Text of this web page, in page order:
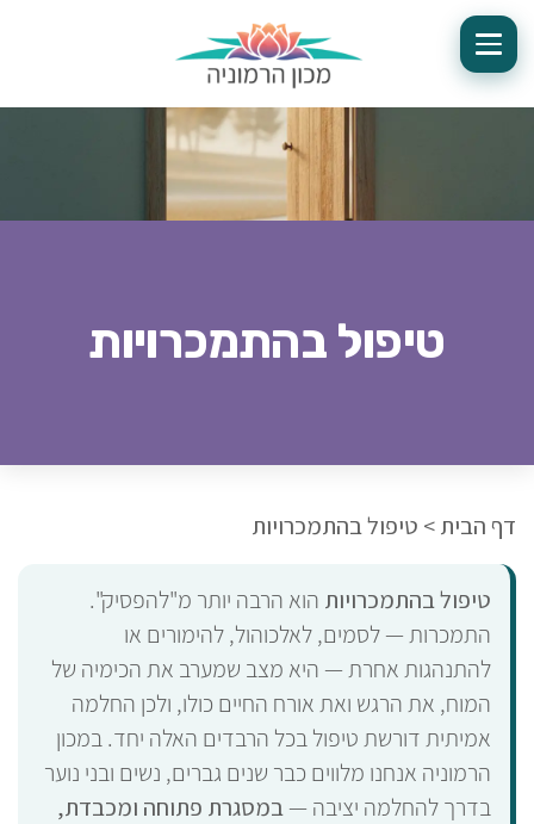
טיפול בהתמכרויות
דף הבית> טיפול בהתמכרויות
טיפול בהתמכרויות הוא הרבה יותר מ"להפסיק".
התמכרות — לסמים, לאלכוהול, להימורים או
להתנהגות אחרת — היא מצב שמערב את הכימיה של
המוח, את הרגש ואת אורח החיים כולו, ולכן החלמה
אמיתית דורשת טיפול בכל הרבדים האלה יחד. במכון
הרמוניה אנחנו מלווים כבר שנים גברים, נשים ובני נוער
בדרך להחלמה יציבה —במסגרת פתוחה ומכבדת,